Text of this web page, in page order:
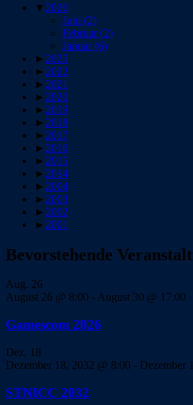
▼ 2026
Juni (2)
Februar(2)
Januar(6)
► 2025
► 2022
► 2021
► 2020
► 2019
► 2018
► 2017
► 2016
► 2015
► 2014
► 2004
► 2003
► 2002
► 2001
Bevorstehende
Aug. 26
August 26 @ 8:00 -August 30 @ 17:00
Gamescom 2026
Dez. 18
Dezember 18, 2032 @ 8:00 - Dezember
STNICC 2032